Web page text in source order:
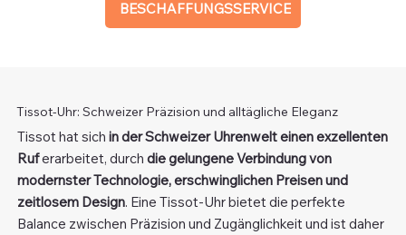
BESCHAFFUNGSSERVICE
Tissot-Uhr: Schweizer Präzision und alltägliche Eleganz
Tissot hat sich in der Schweizer Uhrenwelt einen exzellenten
Ruferarbeitet, durch die gelungene Verbindung von
modernster Technologie, erschwinglichen Preisen und
zeitlosem Design. Eine Tissot-Uhr bietet die perfekte
Balance zwischen Präzision und Zugänglichkeit und ist daher